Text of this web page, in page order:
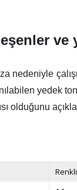
ve
nedeniyle
yedek
olduğunu